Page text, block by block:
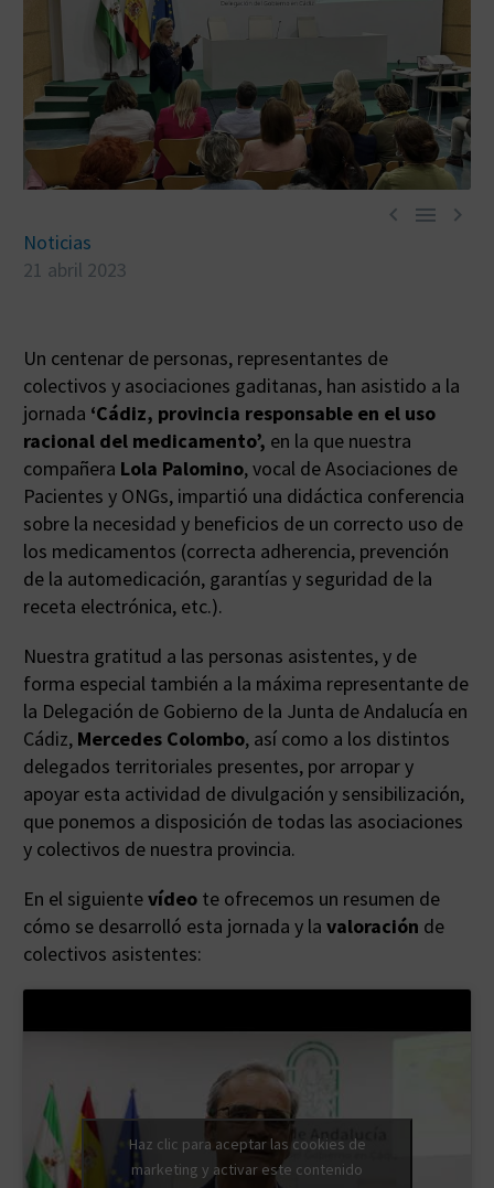
  
Noticias
21 abril 2023
Un centenar de personas, representantes de
colectivos y asociaciones gaditanas, han asistido a la
jornada ‘Cádiz, provincia responsable en el uso
racional del medicamento’, en la que nuestra
compañera Lola Palomino, vocal de Asociaciones de
Pacientes y ONGs, impartió una didáctica conferencia
sobre la necesidad y beneficios de un correcto uso de
los medicamentos (correcta adherencia, prevención
de la automedicación, garantías y seguridad de la
receta electrónica, etc.).
Nuestra gratitud a las personas asistentes, y de
forma especial también a la máxima representante de
la Delegación de Gobierno de la Junta de Andalucía en
Cádiz, Mercedes Colombo, así como a los distintos
delegados territoriales presentes, por arropar y
apoyar esta actividad de divulgación y sensibilización,
que ponemos a disposición de todas las asociaciones
y colectivos de nuestra provincia.
En el siguientevídeo te ofrecemos un resumen de
cómo se desarrolló esta jornada y la valoración de
colectivos asistentes:
Haz clic para aceptar las cookies de
marketing y activar este contenido